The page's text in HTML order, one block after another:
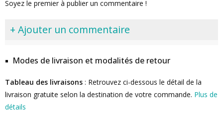
Soyez le premier à publier un commentaire !
+ Ajouter un commentaire
Modes de livraison et modalités de retour
Tableau des livraisons : Retrouvez ci-dessous le détail de la
livraison gratuite selon la destination de votre commande. Plus de
détails